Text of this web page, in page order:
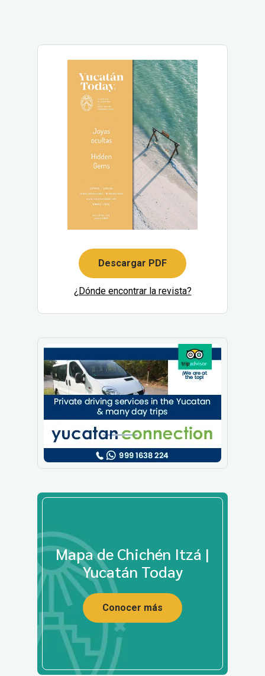
Descargar PDF
¿Dónde encontrar la revista?
Mapa de Chichén Itzá |
Yucatán Today
Conocer más